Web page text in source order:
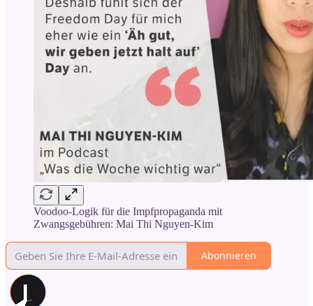
Voodoo-Logik für die Impfpropaganda mit
Zwangsgebühren: Mai Thi Nguyen-Kim
Abonnieren